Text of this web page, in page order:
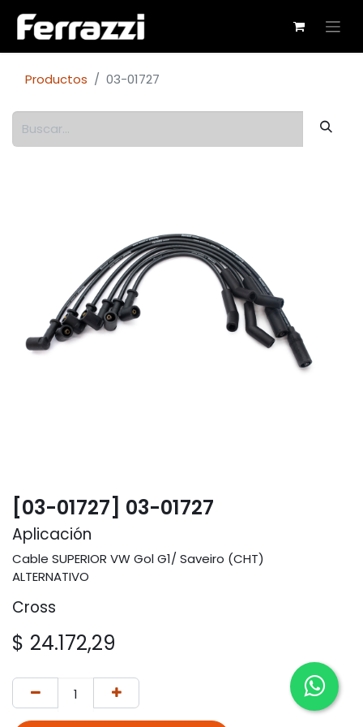
Productos 03-01727
[03-01727] 03-01727
Aplicación
Cable SUPERIOR VW Gol G1/ Saveiro (CHT)
ALTERNATIVO
Cross
$ 24.172,29